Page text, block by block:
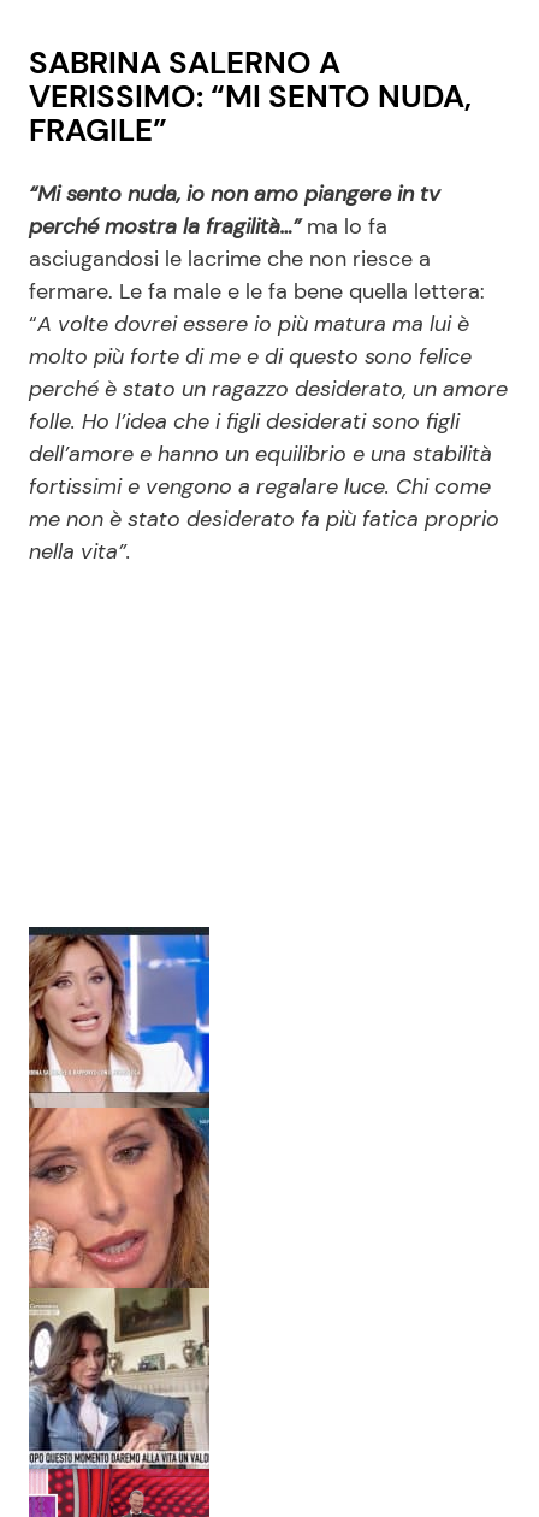
SABRINA SALERNO A
VERISSIMO: “MI SENTO NUDA,
FRAGILE”
“Mi sento nuda, io non amo piangere in tv
perché mostra la fragilità…”ma lo fa
asciugandosi le lacrime che non riesce a
fermare. Le fa male e le fa bene quella lettera:
“A volte dovrei essere io più matura ma lui è
molto più forte di me e di questo sono felice
perché è stato un ragazzo desiderato, un amore
folle. Ho l’idea che i figli desiderati sono figli
dell’amore e hanno un equilibrio e una stabilità
fortissimi e vengono a regalare luce. Chi come
me non è stato desiderato fa più fatica proprio
nella vita”.